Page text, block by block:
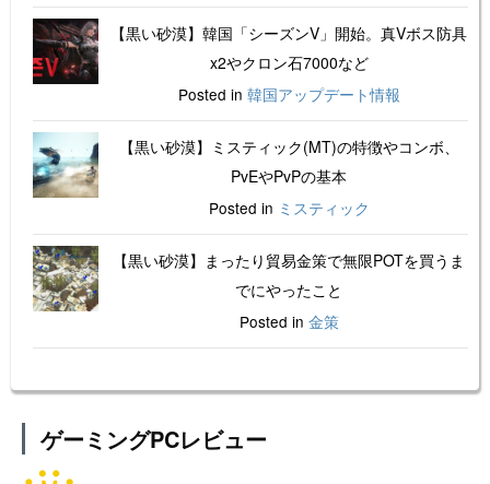
【黒い砂漠】韓国「シーズンV」開始。真Vボス防具
x2やクロン石7000など
Posted in 韓国アップデート情報
【黒い砂漠】ミスティック(MT)の特徴やコンボ、
PvEやPvPの基本
Posted in ミスティック
【黒い砂漠】まったり貿易金策で無限POTを買うま
でにやったこと
Posted in 金策
ゲーミングPCレビュー